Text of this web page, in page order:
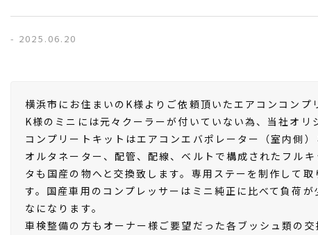
- 2025.06.20
横浜市にお住まいのK様よりご依頼頂いたエアコンコンプ
K様のミニには元々クーラーが付いていない為、当社オ
コンプリートキットはエアコンエバポレーター（室内側
オルタネーター、配管、配線、ベルトで構成されたフル
タも国産の物へと交換致します。専用ステーを制作して
す。国産車用のコンプレッサーはミニ純正に比べて負荷
なになります。
車検整備の方もオーナー様ご要望だった各ブッシュ類の交